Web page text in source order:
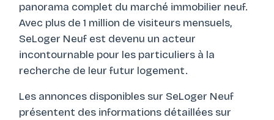
panorama complet du marché immobilier neuf.
Avec plus de 1 million de visiteurs mensuels,
SeLoger Neuf est devenu un acteur
incontournable pour les particuliers à la
recherche de leur futur logement.
Les annonces disponibles sur SeLoger Neuf
présentent des informations détaillées sur